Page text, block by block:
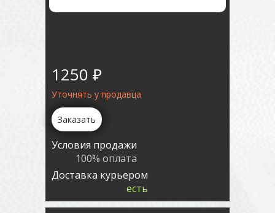
1250 ₽
Уточнять у продавца
Заказать
Условия продажи
100% оплата
Доставка курьером
есть